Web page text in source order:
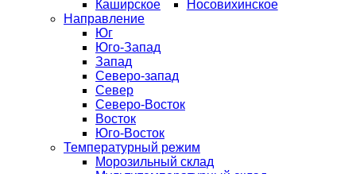
Каширское
Носовихинское
Направление
Юг
Юго-Запад
Запад
Северо-запад
Север
Северо-Восток
Восток
Юго-Восток
Температурный режим
Морозильный склад